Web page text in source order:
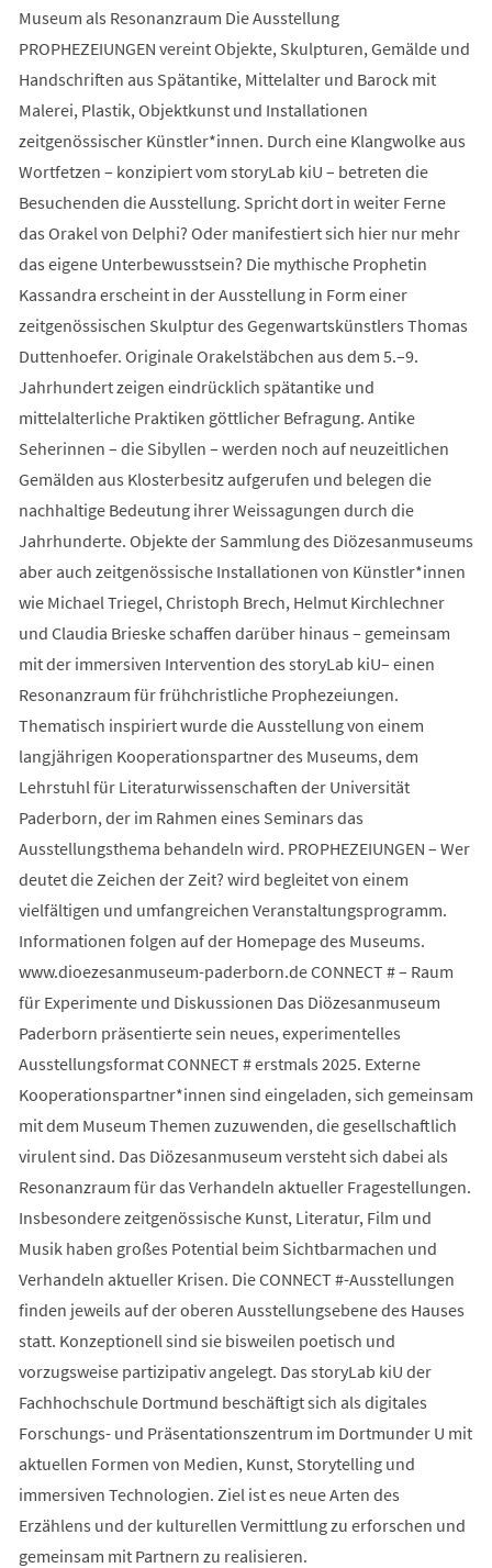
Museum als Resonanzraum Die Ausstellung
PROPHEZEIUNGEN vereint Objekte, Skulpturen, Gemälde und
Handschriften aus Spätantike, Mittelalter und Barock mit
Malerei, Plastik, Objektkunst und Installationen
zeitgenössischer Künstler*innen. Durch eine Klangwolke aus
Wortfetzen – konzipiert vom storyLab kiU – betreten die
Besuchenden die Ausstellung. Spricht dort in weiter Ferne
das Orakel von Delphi? Oder manifestiert sich hier nur mehr
das eigene Unterbewusstsein? Die mythische Prophetin
Kassandra erscheint in der Ausstellung in Form einer
zeitgenössischen Skulptur des Gegenwartskünstlers Thomas
Duttenhoefer. Originale Orakelstäbchen aus dem 5.–9.
Jahrhundert zeigen eindrücklich spätantike und
mittelalterliche Praktiken göttlicher Befragung. Antike
Seherinnen – die Sibyllen – werden noch auf neuzeitlichen
Gemälden aus Klosterbesitz aufgerufen und belegen die
nachhaltige Bedeutung ihrer Weissagungen durch die
Jahrhunderte. Objekte der Sammlung des Diözesanmuseums
aber auch zeitgenössische Installationen von Künstler*innen
wie Michael Triegel, Christoph Brech, Helmut Kirchlechner
und Claudia Brieske schaffen darüber hinaus – gemeinsam
mit der immersiven Intervention des storyLab kiU– einen
Resonanzraum für frühchristliche Prophezeiungen.
Thematisch inspiriert wurde die Ausstellung von einem
langjährigen Kooperationspartner des Museums, dem
Lehrstuhl für Literaturwissenschaften der Universität
Paderborn, der im Rahmen eines Seminars das
Ausstellungsthema behandeln wird. PROPHEZEIUNGEN – Wer
deutet die Zeichen der Zeit? wird begleitet von einem
vielfältigen und umfangreichen Veranstaltungsprogramm.
Informationen folgen auf der Homepage des Museums.
www.dioezesanmuseum-paderborn.de CONNECT # – Raum
für Experimente und Diskussionen Das Diözesanmuseum
Paderborn präsentierte sein neues, experimentelles
Ausstellungsformat CONNECT # erstmals 2025. Externe
Kooperationspartner*innen sind eingeladen, sich gemeinsam
mit dem Museum Themen zuzuwenden, die gesellschaftlich
virulent sind. Das Diözesanmuseum versteht sich dabei als
Resonanzraum für das Verhandeln aktueller Fragestellungen.
Insbesondere zeitgenössische Kunst, Literatur, Film und
Musik haben großes Potential beim Sichtbarmachen und
Verhandeln aktueller Krisen. Die CONNECT #-Ausstellungen
finden jeweils auf der oberen Ausstellungsebene des Hauses
statt. Konzeptionell sind sie bisweilen poetisch und
vorzugsweise partizipativ angelegt. Das storyLab kiU der
Fachhochschule Dortmund beschäftigt sich als digitales
Forschungs- und Präsentationszentrum im Dortmunder U mit
aktuellen Formen von Medien, Kunst, Storytelling und
immersiven Technologien. Ziel ist es neue Arten des
Erzählens und der kulturellen Vermittlung zu erforschen und
gemeinsam mit Partnern zu realisieren.